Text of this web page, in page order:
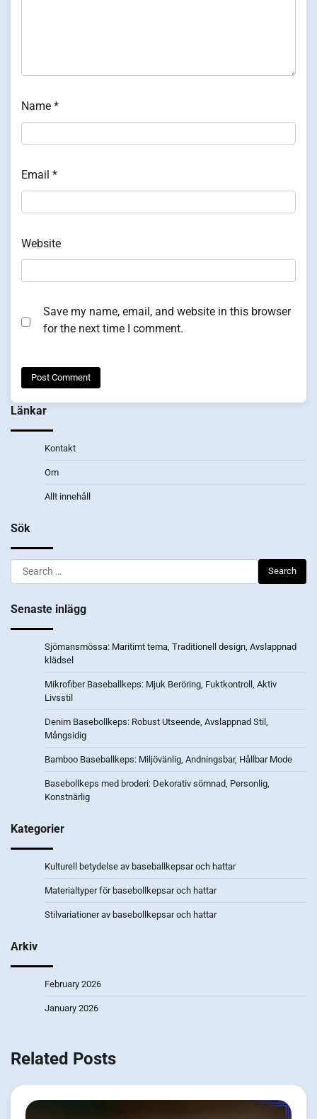
Name *
Email *
Website
Save my name, email, and website in this browser
for the next time I comment.
Länkar
Kontakt
Om
Allt innehåll
Sök
Search
for:
Senaste inlägg
Sjömansmössa: Maritimt tema, Traditionell design, Avslappnad
klädsel
Mikrofiber Baseballkeps: Mjuk Beröring, Fuktkontroll, Aktiv
Livsstil
Denim Basebollkeps: Robust Utseende, Avslappnad Stil,
Mångsidig
Bamboo Baseballkeps: Miljövänlig, Andningsbar, Hållbar Mode
Basebollkeps med broderi: Dekorativ sömnad, Personlig,
Konstnärlig
Kategorier
Kulturell betydelse av baseballkepsar och hattar
Materialtyper för basebollkepsar och hattar
Stilvariationer av basebollkepsar och hattar
Arkiv
February 2026
January 2026
Related Posts